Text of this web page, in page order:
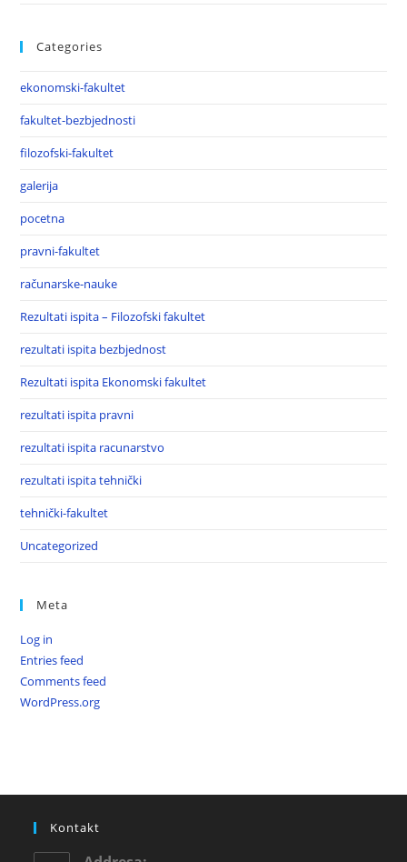
Categories
ekonomski-fakultet
fakultet-bezbjednosti
filozofski-fakultet
galerija
pocetna
pravni-fakultet
računarske-nauke
Rezultati ispita – Filozofski fakultet
rezultati ispita bezbjednost
Rezultati ispita Ekonomski fakultet
rezultati ispita pravni
rezultati ispita racunarstvo
rezultati ispita tehnički
tehnički-fakultet
Uncategorized
Meta
Log in
Entries feed
Comments feed
WordPress.org
Kontakt